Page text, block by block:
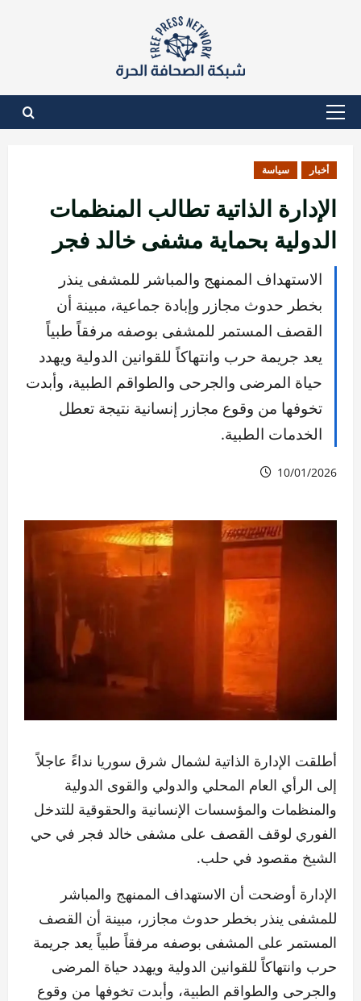
القائمة
أخبار سياسة
الإدارة الذاتية تطالب المنظمات
الدولية بحماية مشفى خالد فجر
الاستهداف الممنهج والمباشر للمشفى ينذر
بخطر حدوث مجازر وإبادة جماعية، مبينة أن
القصف المستمر للمشفى بوصفه مرفقاً طبياً
يعد جريمة حرب وانتهاكاً للقوانين الدولية ويهدد
حياة المرضى والجرحى والطواقم الطبية، وأبدت
تخوفها من وقوع مجازر إنسانية نتيجة تعطل
الخدمات الطبية.
10/01/2026
أطلقت الإدارة الذاتية لشمال شرق سوريا نداءً عاجلاً
إلى الرأي العام المحلي والدولي والقوى الدولية
والمنظمات والمؤسسات الإنسانية والحقوقية للتدخل
الفوري لوقف القصف على مشفى خالد فجر في حي
الشيخ مقصود في حلب.
الإدارة أوضحت أن الاستهداف الممنهج والمباشر
للمشفى ينذر بخطر حدوث مجازر، مبينة أن القصف
المستمر على المشفى بوصفه مرفقاً طبياً يعد جريمة
حرب وانتهاكاً للقوانين الدولية ويهدد حياة المرضى
والجرحى والطواقم الطبية، وأبدت تخوفها من وقوع